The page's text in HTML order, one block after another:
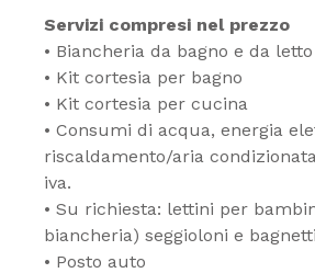
Servizi compresi nel prezzo
• Biancheria da bagno e da letto
• Kit cortesia per bagno
• Kit cortesia per cucina
• Consumi di acqua, energia
riscaldamento/aria
iva.
• Su richiesta: lettini per
biancheria) seggioloni e
• Posto auto